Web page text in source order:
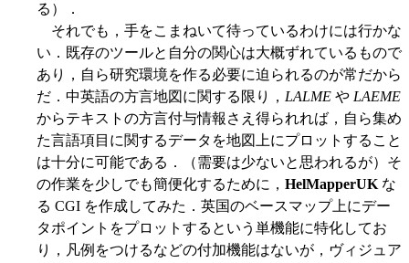
る）．
それでも，手をこまねいて待っているわけには行かな
い．既存のツールと自分の関心は大概ずれているもので
あり，自ら研究環境を作る必要に迫られるのが常だから
だ．中英語の方言地図に関する限り， LALME や LAEME
からテキストの方言付与情報さえ得られれば，自ら集め
た言語項目に関するデータを地図上にプロットすること
は十分に可能である．（需要は少ないと思われるが）そ
の作業を少しでも簡便化するために， HelMapperUK な
る CGI を作成してみた．英国のベースマップ上にデー
タポイントをプロットするという単機能に特化してお
り，凡例をつけるなどの付加機能はないが，ヴィジュア